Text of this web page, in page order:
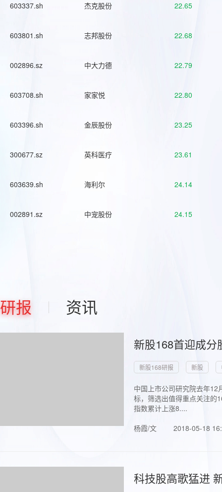
603337.sh 杰克股份 22.65
603801.sh 志邦股份 22.68
002896.sz 中大力德 22.79
603708.sh 家家悦 22.80
603396.sh 金辰股份 23.25
300677.sz 英科医疗 23.61
603639.sh 海利尔 24.14
002891.sz 中宠股份 24.15
研报 资讯
新股168首迎成
新股168研报 新股
中国上市公司研究院去年
标，筛选出值得重点关注的
指数累计上涨8....
杨霞/文
2018-05-18
科技股高歌猛进